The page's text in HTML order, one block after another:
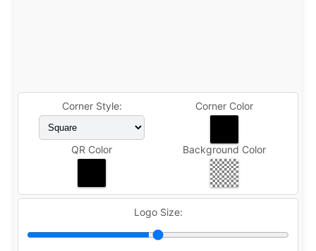
Corner Style: Corner Color
QR Color Background Color
Logo Size: